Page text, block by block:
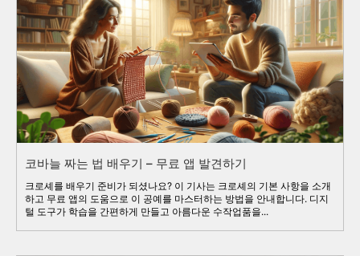
코바늘 짜는 법 배우기 – 무료 앱 발견하기
크로셰를 배우기 준비가 되셨나요? 이 기사는 크로셰의 기본 사항을 소개
하고 무료 앱의 도움으로 이 공예를 마스터하는 방법을 안내합니다. 디지
털 도구가 학습을 간편하게 만들고 아름다운 수작업품을...